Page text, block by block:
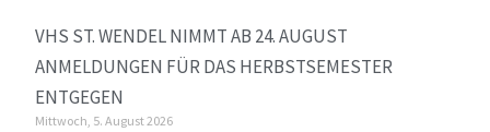
VHS ST. WENDEL NIMMT AB 24. AUGUST
ANMELDUNGEN FÜR DAS HERBSTSEMESTER
ENTGEGEN
Mittwoch, 5. August 2026